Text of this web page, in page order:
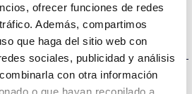
ofrecer funciones de redes
Además, compartimos
que haga del sitio web con
sociales, publicidad y análisis
con otra información
4.000K